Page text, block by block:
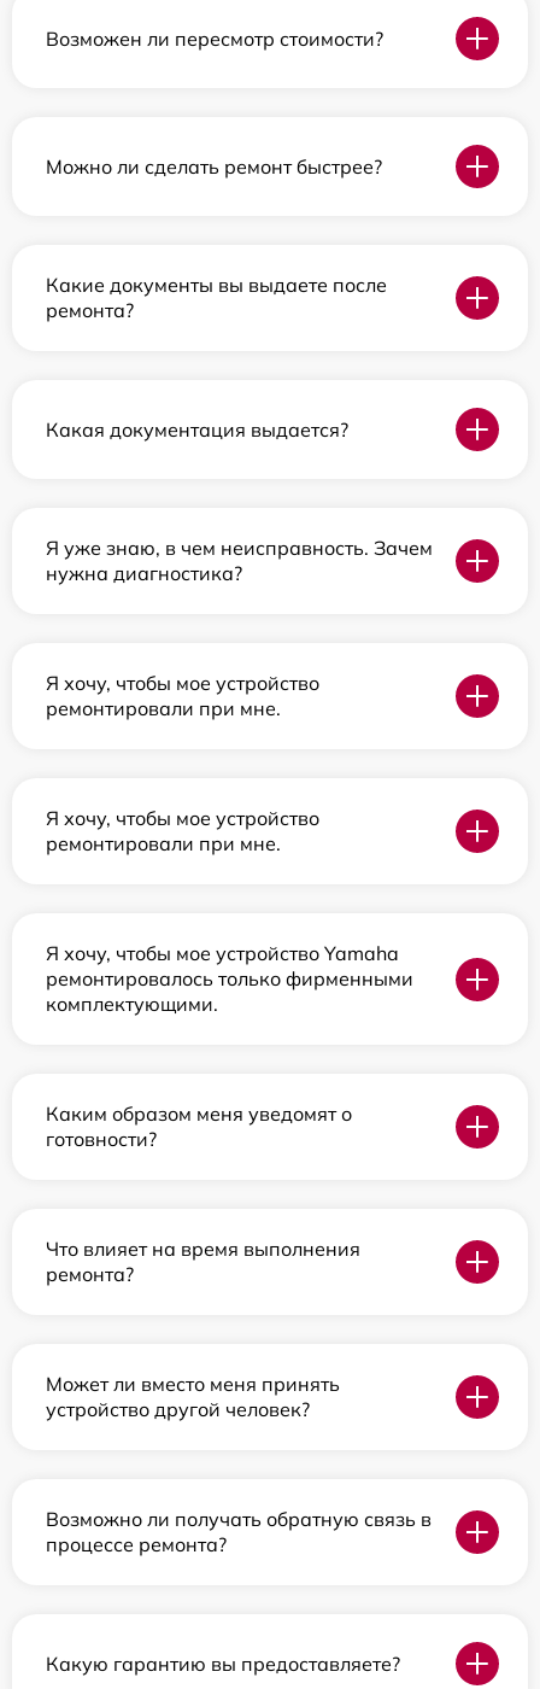
Возможен ли пересмотр стоимости?
Можно ли сделать ремонт быстрее?
Какие документы вы выдаете после
ремонта?
Какая документация выдается?
Я уже знаю, в чем неисправность. Зачем
нужна диагностика?
Я хочу, чтобы мое устройство
ремонтировали при мне.
Я хочу, чтобы мое устройство
ремонтировали при мне.
Я хочу, чтобы мое устройство Yamaha
ремонтировалось только фирменными
комплектующими.
Каким образом меня уведомят о
готовности?
Что влияет на время выполнения
ремонта?
Может ли вместо меня принять
устройство другой человек?
Возможно ли получать обратную связь в
процессе ремонта?
Какую гарантию вы предоставляете?